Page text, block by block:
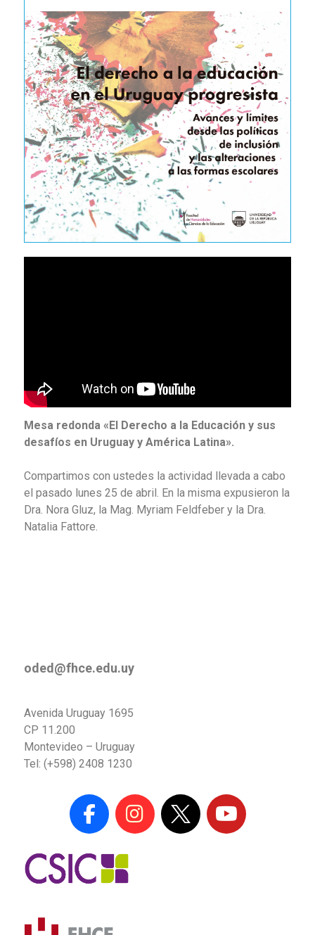
Mesa redonda «El Derecho a la Educación y sus
desafíos en Uruguay y América Latina».
Compartimos con ustedes la actividad llevada a cabo
el pasado lunes 25 de abril. En la misma expusieron la
Dra. Nora Gluz, la Mag. Myriam Feldfeber y la Dra.
Natalia Fattore.
oded@fhce.edu.uy
Avenida Uruguay 1695
CP 11.200
Montevideo – Uruguay
Tel: (+598) 2408 1230